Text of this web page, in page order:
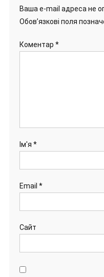
Ваша e-mail адреса не
Обов’язкові поля
Коментар *
Ім'я *
Email *
Сайт